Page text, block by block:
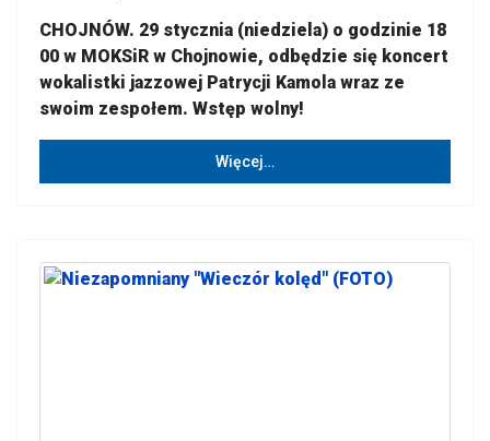
CHOJNÓW. 29 stycznia (niedziela) o godzinie 18
00 w MOKSiR w Chojnowie, odbędzie się koncert
wokalistki jazzowej Patrycji Kamola wraz ze
swoim zespołem. Wstęp wolny!
Więcej…